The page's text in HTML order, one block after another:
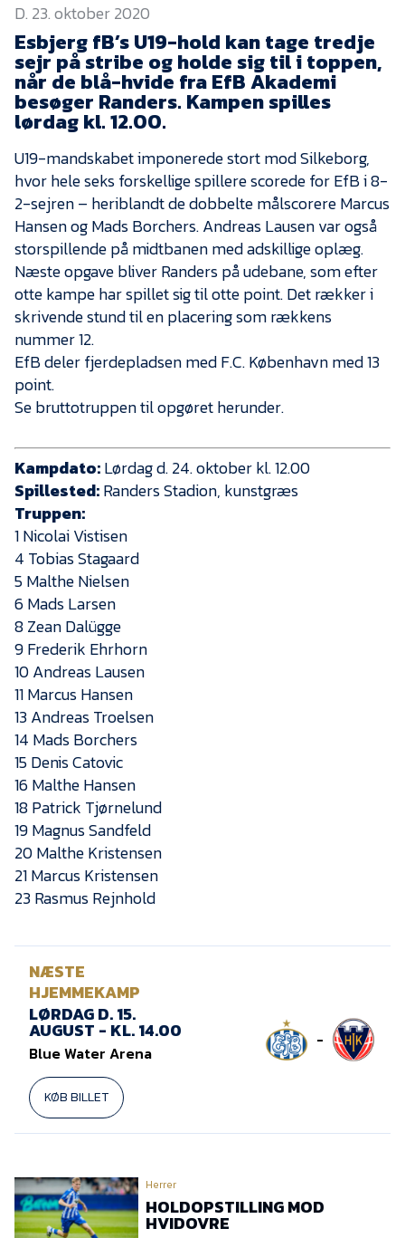
Sydvestjysk Fodbold
Samarbejde
Partnere
Blue Water Arena
Aktionærinformation
Kontakt
Job i EfB
Presse
D. 23. oktober 2020
Esbjerg fB’s U19-hold kan tage tredje
sejr på stribe og holde sig til i toppen,
når de blå-hvide fra EfB Akademi
besøger Randers. Kampen spilles
lørdag kl. 12.00.
U19-mandskabet imponerede stort mod Silkeborg,
hvor hele seks forskellige spillere scorede for EfB i 8-
2-sejren – heriblandt de dobbelte målscorere Marcus
Hansen og Mads Borchers. Andreas Lausen var også
storspillende på midtbanen med adskillige oplæg.
Næste opgave bliver Randers på udebane, som efter
otte kampe har spillet sig til otte point. Det rækker i
skrivende stund til en placering som rækkens
nummer 12.
EfB deler fjerdepladsen med F.C. København med 13
point.
Se bruttotruppen til opgøret herunder.
Kampdato:Lørdag d. 24. oktober kl. 12.00
Spillested:Randers Stadion, kunstgræs
Truppen:
1 Nicolai Vistisen
4 Tobias Stagaard
5 Malthe Nielsen
6 Mads Larsen
8 Zean Dalügge
9 Frederik Ehrhorn
10 Andreas Lausen
11 Marcus Hansen
13 Andreas Troelsen
14 Mads Borchers
15 Denis Catovic
16 Malthe Hansen
18 Patrick Tjørnelund
19 Magnus Sandfeld
20 Malthe Kristensen
21 Marcus Kristensen
23 Rasmus Rejnhold
NÆSTE
HJEMMEKAMP
LØRDAG D. 15.
AUGUST - KL. 14.00
Blue Water Arena
KØB BILLET
-
Herrer
HOLDOPSTILLING MOD
HVIDOVRE